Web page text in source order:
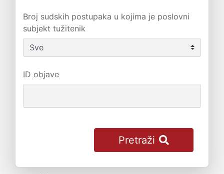
Broj sudskih postupaka u kojima je poslovni
subjekt tužitenik
ID objave
Pretraži